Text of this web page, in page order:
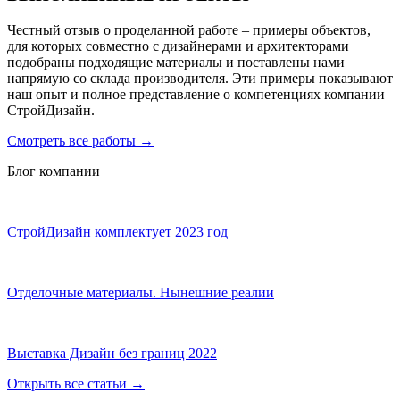
Честный отзыв о проделанной работе – примеры объектов,
для которых совместно с дизайнерами и архитекторами
подобраны подходящие материалы и поставлены нами
напрямую со склада производителя. Эти примеры показывают
наш опыт и полное представление о компетенциях компании
СтройДизайн.
Смотреть все работы →
Блог компании
СтройДизайн комплектует 2023 год
Отделочные материалы. Нынешние реалии
Выставка Дизайн без границ 2022
Открыть все статьи →